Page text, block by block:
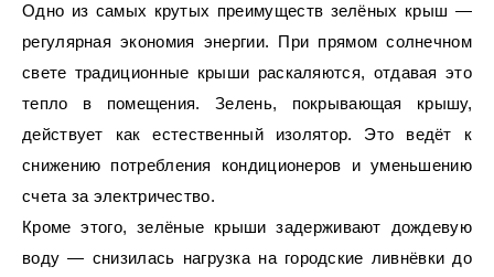
Одно из самых крутых преимуществ зелёных крыш —
регулярная экономия энергии. При прямом солнечном
свете традиционные крыши раскаляются, отдавая это
тепло в помещения. Зелень, покрывающая крышу,
действует как естественный изолятор. Это ведёт к
снижению потребления кондиционеров и уменьшению
счета за электричество.
Кроме этого, зелёные крыши задерживают дождевую
воду — снизилась нагрузка на городские ливнёвки до